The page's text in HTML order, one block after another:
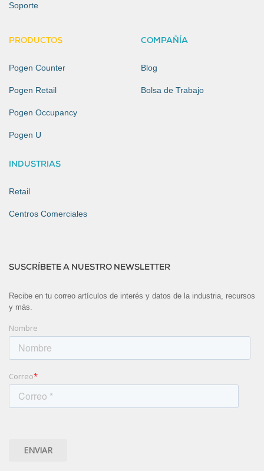
Soporte
PRODUCTOS
Pogen Counter
Pogen Retail
Pogen Occupancy
Pogen U
INDUSTRIAS
Retail
Centros Comerciales
COMPAÑÍA
Blog
Bolsa de Trabajo
SUSCRÍBETE A NUESTRO NEWSLETTER
Recibe en tu correo artículos de interés y datos de la industria, recursos
y más.
Nombre
Correo*